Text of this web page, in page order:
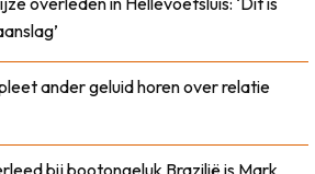
ander geluid horen over relatie
bij bootongeluk Brazilië is Mark